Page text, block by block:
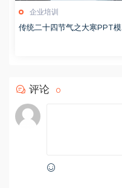
企业培训
传统二十四节气之大寒PPT模
评论 0